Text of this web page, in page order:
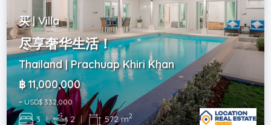
买 | Villa
尽享奢华生活！
Thailand | Prachuap Khiri Khan
฿ 11,000,000
~ USD$ 332,000
3 | 2 | 572 m2